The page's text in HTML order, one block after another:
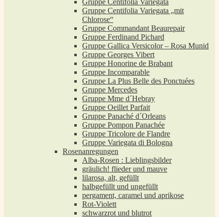
Gruppe Centifolia Variegata
Gruppe Centifolia Variegata „mit
Chlorose“
Gruppe Commandant Beaurepair
Gruppe Ferdinand Pichard
Gruppe Gallica Versicolor – Rosa Munid
Gruppe Georges Vibert
Gruppe Honorine de Brabant
Gruppe Incomparable
Gruppe La Plus Belle des Ponctuées
Gruppe Mercedes
Gruppe Mme d´Hebray
Gruppe Oeillet Parfait
Gruppe Panaché d´Orleans
Gruppe Pompon Panachée
Gruppe Tricolore de Flandre
Gruppe Variegata di Bologna
Rosenanregungen
Alba-Rosen : Lieblingsbilder
gräulich! flieder und mauve
lilarosa, alt, gefüllt
halbgefüllt und ungefüllt
pergament, caramel und aprikose
Rot-Violett
schwarzrot und blutrot